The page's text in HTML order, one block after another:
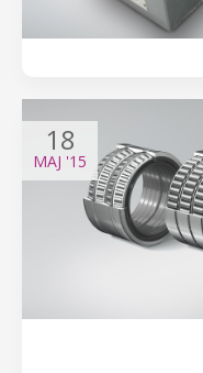
18
MAJ '15